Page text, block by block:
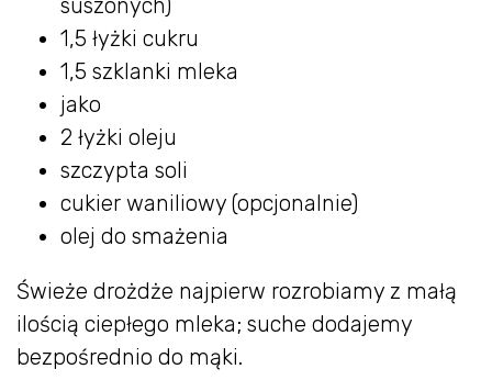
1,5 łyżki cukru
1,5 szklanki mleka
jako
2 łyżki oleju
szczypta soli
cukier waniliowy (opcjonalnie)
olej do smażenia
Świeże drożdże najpierw rozrobiamy z małą
ilością ciepłego mleka; suche dodajemy
bezpośrednio do mąki.